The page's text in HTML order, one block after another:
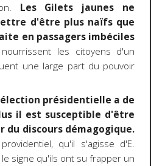
Les Gilets jaunes ne
d'être plus naïfs que
en passagers imbéciles
les citoyens d'un
une large part du pouvoir
présidentielle a de
il est susceptible d'être
du discours démagogique.
qu'il s'agisse d'E.
signe qu'ils ont su frapper un